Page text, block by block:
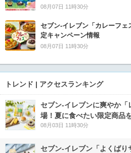
08月07日 11時30分
セブン‐イレブン「カレーフ
定キャンペーン情報
08月07日 11時30分
トレンド | アクセスランキング
セブン‐イレブンに爽やか
場！夏に食べたい限定商品
08月03日 11時30分
セブン‐イレブン「よくば